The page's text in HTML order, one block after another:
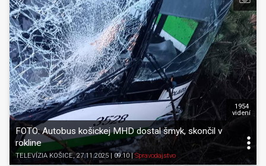
FOTO: Autobus košickej MHD dostal šmyk, skončil v
rokline
TELEVÍZIA KOŠICE, 27.11.2025 | 09:10 |Spravodajstvo
1954
videní